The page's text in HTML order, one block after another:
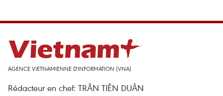
AGENCE VIETNAMIENNE D'INFORMATION (VNA)
Rédacteur en chef: TRÂN TIÊN DUÂN